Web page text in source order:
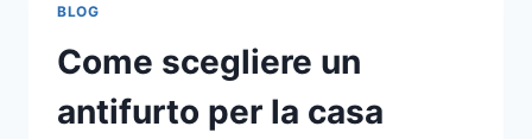
A
UNA
TIPOGRAFIA
BLOG
Come scegliere un
antifurto per la casa